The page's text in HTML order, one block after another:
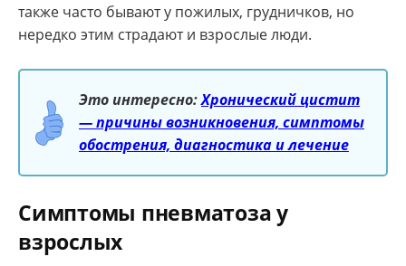
также часто бывают у пожилых, грудничков, но
нередко этим страдают и взрослые люди.
Это интересно:Хронический цистит
— причины возникновения, симптомы
обострения, диагностика и лечение
Симптомы пневматоза у
взрослых